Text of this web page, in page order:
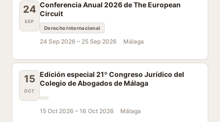
24
SEP
Conferencia Anual 2026 de The European
Circuit
Derecho Internacional
24 Sep 2026 – 25 Sep 2026 Málaga
15
OCT
Edición especial 21º Congreso Jurídico del
Colegio de Abogados de Málaga
15 Oct 2026 – 16 Oct 2026 Málaga